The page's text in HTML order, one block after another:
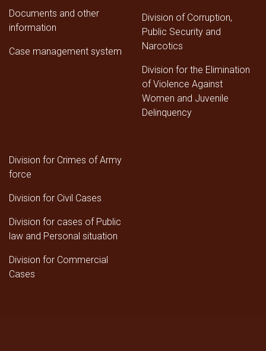
1447
Documents and other
information
Case management system
Division of Corruption,
Public Security and
Narcotics
Division for the Elimination
of Violence Against
Women and Juvenile
Delinquency
Division for Crimes of Army
force
Division for Civil Cases
Division for cases of Public
law and Personal situation
Division for Commercial
Cases